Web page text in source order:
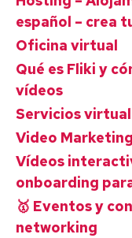
español – crea
Oficina virtual
Qué es Fliki y
vídeos
Servicios
Video Marketing
Vídeos
onboarding
🥇 Eventos y
networking